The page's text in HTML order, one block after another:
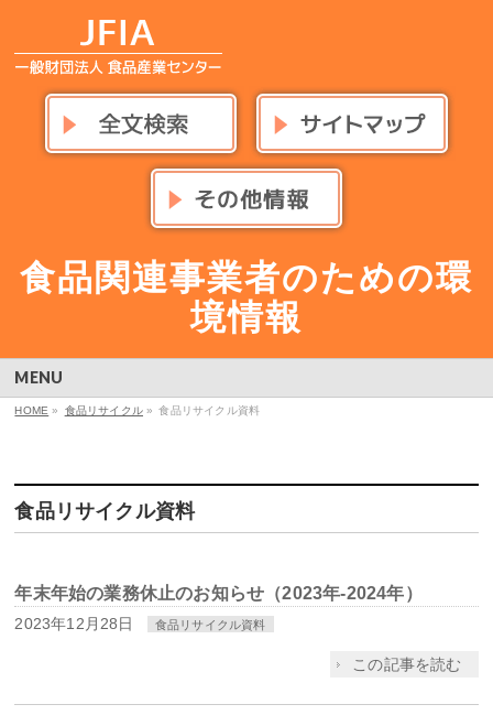
食品関連事業者のための環
境情報
MENU
HOME » 食品リサイクル » 食品リサイクル資料
食品リサイクル資料
年末年始の業務休止のお知らせ（2023年-2024年）
2023年12月28日 食品リサイクル資料
この記事を読む